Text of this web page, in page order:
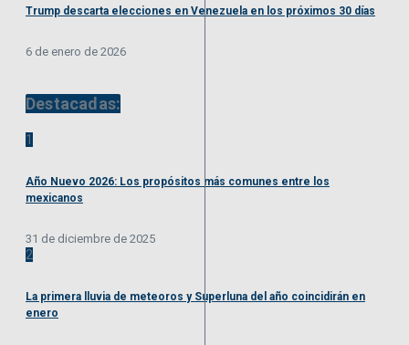
Trump descarta elecciones en Venezuela en los próximos 30 días
6 de enero de 2026
Destacadas:
1
Año Nuevo 2026: Los propósitos más comunes entre los
mexicanos
31 de diciembre de 2025
2
La primera lluvia de meteoros y Superluna del año coincidirán en
enero